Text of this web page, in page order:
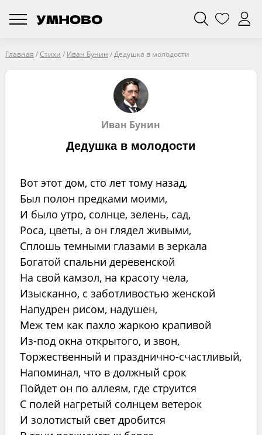
Главная /Стихи / Иван Бунин /Дедушка в молодости
Иван Бунин
Дедушка в молодости
Вот этот дом, сто лет тому назад,
Был полон предками моими,
И было утро, солнце, зелень, сад,
Роса, цветы, а он глядел живыми,
Сплошь темными глазами в зеркала
Богатой спальни деревенской
На свой камзол, на красоту чела,
Изысканно, с заботливостью женской
Напудрен рисом, надушен,
Меж тем как пахло жаркою крапивой
Из-под окна открытого, и звон,
Торжественный и празднично-счастливый,
Напоминал, что в должный срок
Пойдет он по аллеям, где струится
С полей нагретый солнцем ветерок
И золотистый свет дробится